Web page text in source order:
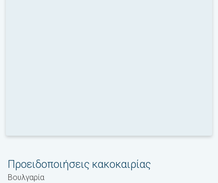
Προειδοποιήσεις κακοκαιρίας
Βουλγαρία